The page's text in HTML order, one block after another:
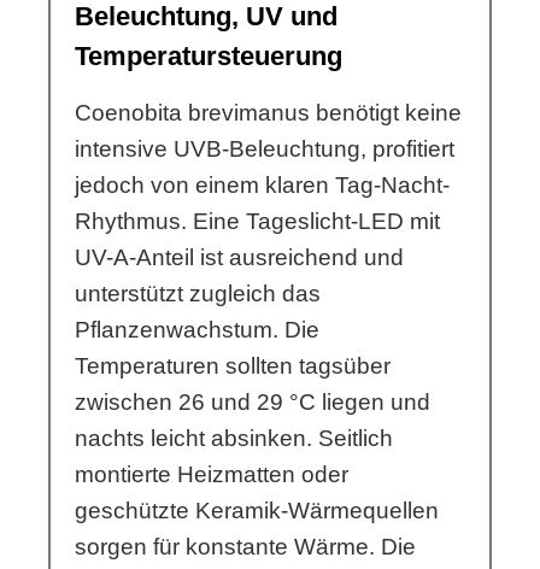
Beleuchtung, UV und
Temperatursteuerung
Coenobita brevimanus benötigt keine
intensive UVB-Beleuchtung, profitiert
jedoch von einem klaren Tag-Nacht-
Rhythmus. Eine Tageslicht-LED mit
UV-A-Anteil ist ausreichend und
unterstützt zugleich das
Pflanzenwachstum. Die
Temperaturen sollten tagsüber
zwischen 26 und 29 °C liegen und
nachts leicht absinken. Seitlich
montierte Heizmatten oder
geschützte Keramik-Wärmequellen
sorgen für konstante Wärme. Die